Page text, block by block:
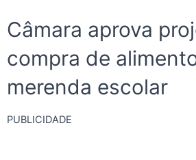
Câmara aprova
compra de
merenda escolar
PUBLICIDADE